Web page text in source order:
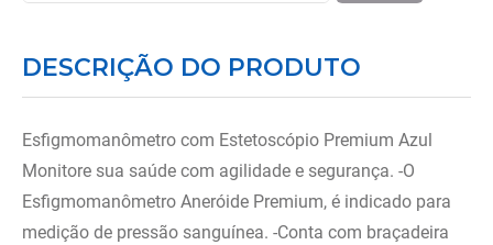
DESCRIÇÃO DO PRODUTO
Esfigmomanômetro com Estetoscópio Premium Azul
Monitore sua saúde com agilidade e segurança. -O
Esfigmomanômetro Aneróide Premium, é indicado para
medição de pressão sanguínea. -Conta com braçadeira